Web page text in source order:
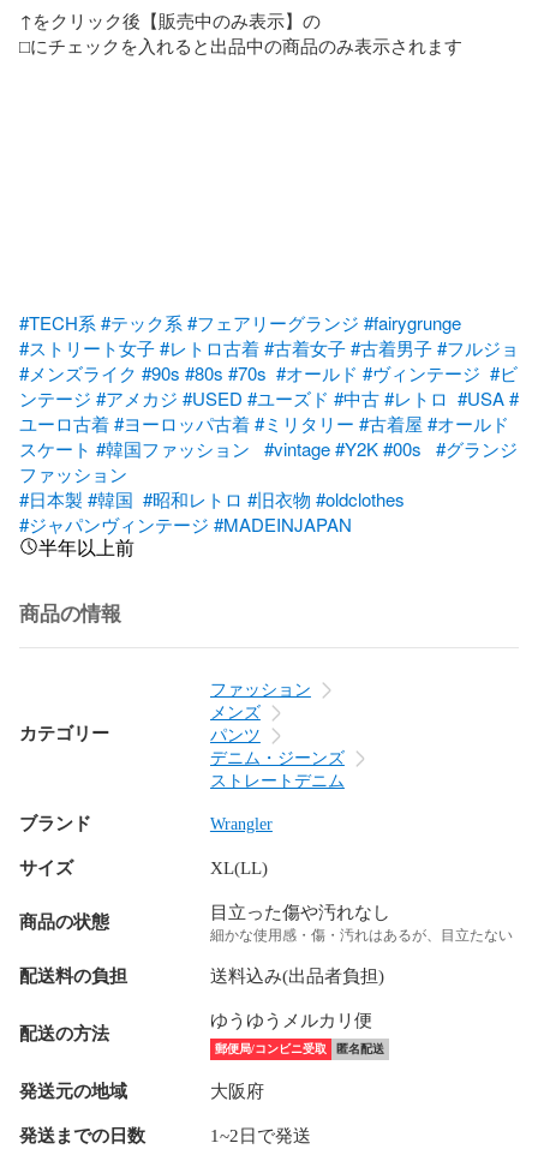
↑をクリック後【販売中のみ表示】の
⬜︎にチェックを入れると出品中の商品のみ表示されます
#TECH系 #テック系 #フェアリーグランジ #fairygrunge
#ストリート女子#レトロ古着#古着女子#古着男子#フルジョ
#メンズライク #90s #80s #70s #オールド #ヴィンテージ #ビ
ンテージ #アメカジ #USED #ユーズド #中古#レトロ #USA#
ユーロ古着#ヨーロッパ古着#ミリタリー #古着屋 #オールド
スケート #韓国ファッション #vintage#Y2K#00s
#グランジ
ファッション
#日本製 #韓国 #昭和レトロ #旧衣物 #oldclothes
#ジャパンヴィンテージ #MADEINJAPAN
半年以上前
商品の情報
カテゴリー
ファッション
メンズ
パンツ
デニム・ジーンズ
ストレートデニム
ブランド Wrangler
サイズ XL(LL)
商品の状態 目立った傷や汚れなし
細かな使用感・傷・汚れはあるが、目立たない
配送料の負担 送料込み(出品者負担)
配送の方法
ゆうゆうメルカリ便
郵便局/コンビニ受取 匿名配送
発送元の地域 大阪府
発送までの日数 1~2日で発送